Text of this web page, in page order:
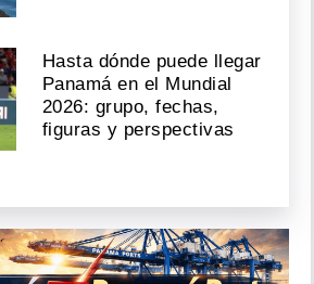
Hasta dónde puede llegar
Panamá en el Mundial
2026: grupo, fechas,
figuras y perspectivas